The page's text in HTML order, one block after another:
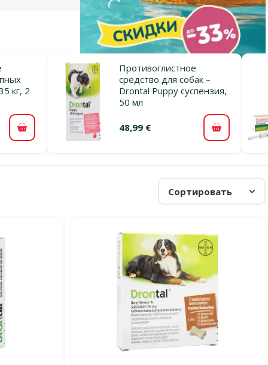
кг, 2
В корзину
Противоглистное
средство для собак –
Drontal Puppy суспензия,
50 мл
48,99 € В корзину
Сортировать